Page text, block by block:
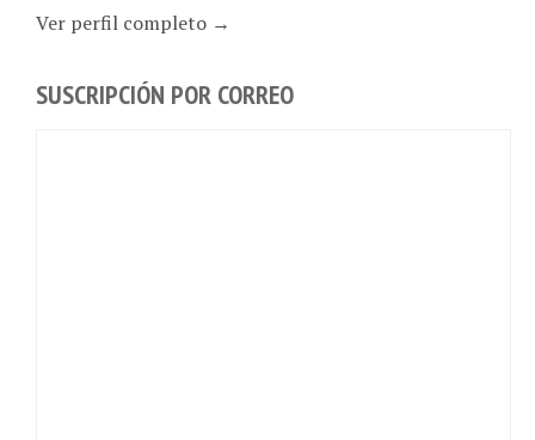
Ver perfil completo →
SUSCRIPCIÓN POR CORREO